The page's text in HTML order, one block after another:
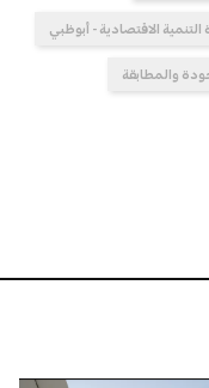
التنمية الاقتصادية - أبوظبي
والمطابقة